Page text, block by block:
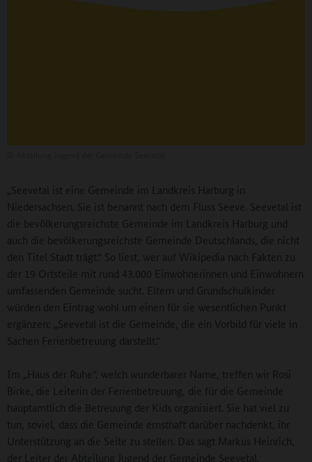
„Seevetal ist eine Gemeinde im Landkreis Harburg in
Niedersachsen. Sie ist benannt nach dem Fluss Seeve. Seevetal ist
die bevölkerungsreichste Gemeinde im Landkreis Harburg und
auch die bevölkerungsreichste Gemeinde Deutschlands, die nicht
den Titel Stadt trägt.“ So liest, wer auf Wikipedia nach Fakten zu
der 19 Ortsteile mit rund 43.000 Einwohnerinnen und Einwohnern
umfassenden Gemeinde sucht. Eltern und Grundschulkinder
würden den Eintrag wohl um einen für sie wesentlichen Punkt
ergänzen: „Seevetal ist die Gemeinde, die ein Vorbild für viele in
Sachen Ferienbetreuung darstellt.“
Im „Haus der Ruhe“, welch wunderbarer Name, treffen wir Rosi
Birke, die Leiterin der Ferienbetreuung, die für die Gemeinde
hauptamtlich die Betreuung der Kids organisiert. Sie hat viel zu
tun, soviel, dass die Gemeinde ernsthaft darüber nachdenkt, ihr
Unterstützung an die Seite zu stellen. Das sagt Markus Heinrich,
der Leiter der Abteilung Jugend der Gemeinde Seevetal.